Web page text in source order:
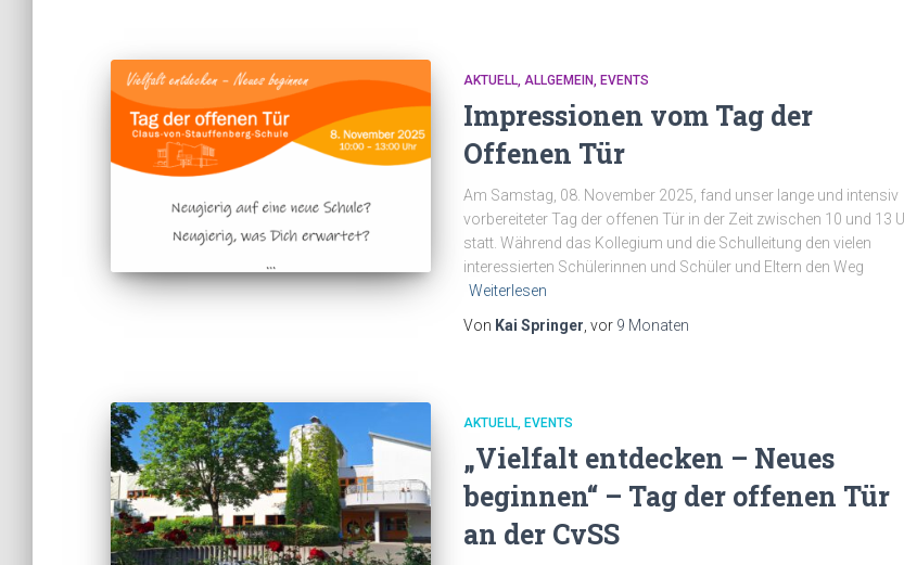
AKTUELL ALLGEMEIN EVENTS
Impressionen vom Tag der
Offenen Tür
Am Samstag, 08. November 2025, fand unser lange und intensiv
vorbereiteter Tag der offenen Tür in der Zeit zwischen 10 und 13
statt. Während das Kollegium und die Schulleitung den vielen
interessierten Schülerinnen und Schüler und Eltern den Weg
Weiterlesen
Von Kai Springer , vor 9 Monaten
AKTUELL EVENTS
„Vielfalt entdecken – Neues
beginnen“ – Tag der offenen Tür
an der CvSS